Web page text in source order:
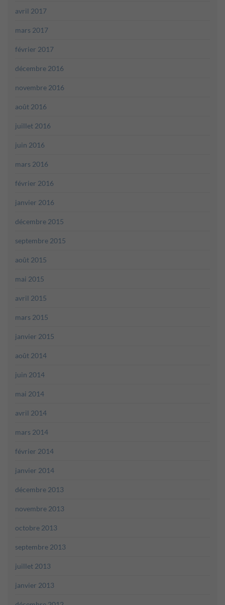
avril 2017
mars 2017
février 2017
décembre 2016
novembre 2016
août 2016
juillet 2016
juin 2016
mars 2016
février 2016
janvier 2016
décembre 2015
septembre 2015
août 2015
mai 2015
avril 2015
mars 2015
janvier 2015
août 2014
juin 2014
mai 2014
avril 2014
mars 2014
février 2014
janvier 2014
décembre 2013
novembre 2013
octobre 2013
septembre 2013
juillet 2013
janvier 2013